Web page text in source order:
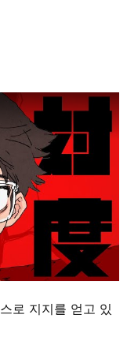
로 지지를 얻고 있